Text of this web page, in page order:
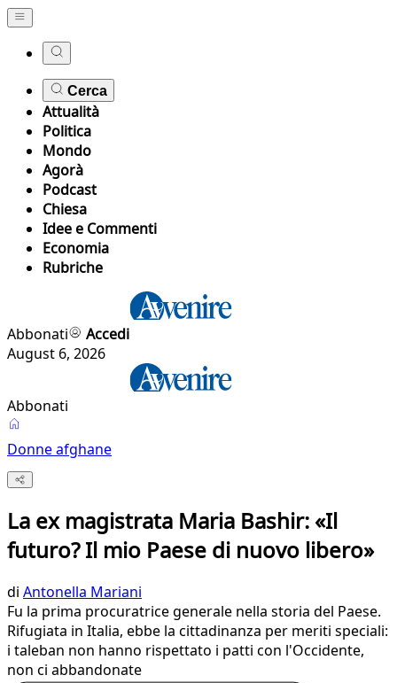
Cerca
Attualità
Politica
Mondo
Agorà
Podcast
Chiesa
Idee e Commenti
Economia
Rubriche
Abbonati
Accedi
August 6, 2026
Abbonati
Donne afghane
La ex magistrata Maria Bashir: «Il
futuro? Il mio Paese di nuovo libero»
di Antonella Mariani
Fu la prima procuratrice generale nella storia del Paese.
Rifugiata in Italia, ebbe la cittadinanza per meriti speciali:
i taleban non hanno rispettato i patti con l'Occidente,
non ci abbandonate